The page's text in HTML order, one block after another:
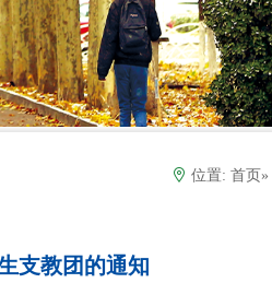
位置: 首页 »
支教团的通知